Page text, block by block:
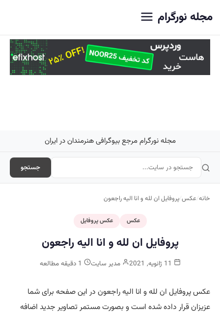
مجله نورگرام
مجله نورگرام مرجع بیوگرافی هنرمندان در ایران
جستجو
خانه/عکس/پروفایل ان لله و انا اليه راجعون
عکس عکس پروفایل
پروفایل ان لله و انا اليه راجعون
مدیر سایت
عکس پروفایل ان لله و انا اليه راجعون در این صفحه برای شما
عزیزان قرار داده شده است و بصورت مستمر تصاویر جدید اضافه